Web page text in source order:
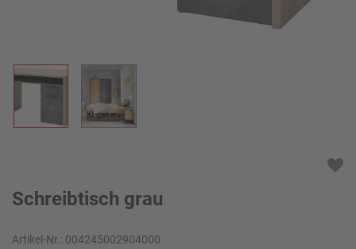
KI-generiert
Schreibtisch grau
Artikel-Nr.: 004245002904000